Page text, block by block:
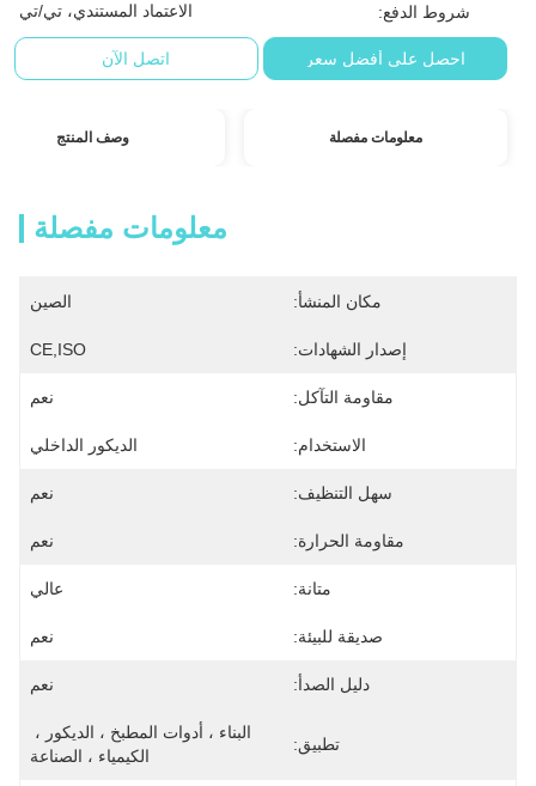
شروط الدفع: الاعتماد المستندي، تي/تي
احصل على أفضل سعر اتصل الآن
معلومات مفصلة وصف المنتج
معلومات مفصلة
مكان المنشأ: الصين
إصدار الشهادات: CE,ISO
مقاومة التآكل: نعم
الاستخدام: الديكور الداخلي
سهل التنظيف: نعم
مقاومة الحرارة: نعم
متانة: عالي
صديقة للبيئة: نعم
دليل الصدأ: نعم
تطبيق:
الكيمياء ، الصناعة